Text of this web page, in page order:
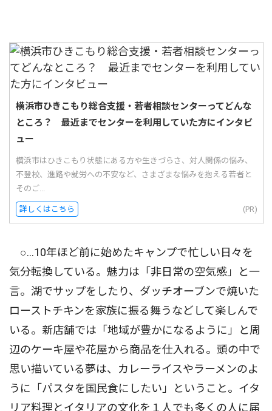
横浜市ひきこもり総合支援・若者相談センターってどんな
ところ？ 最近までセンターを利用していた方にインタビ
ュー
横浜市はひきこもり状態にある方や生きづらさ、対人関係の悩み、
不登校、進路や就労への不安など、さまざまな悩みを抱える若者と
そのご...
詳しくはこちら (PR)
○…10年ほど前に始めたキャンプで忙しい日々を
気分転換している。魅力は「非日常の空気感」と一
言。湖でサップをしたり、ダッチオーブンで焼いた
ローストチキンを家族に振る舞うなどして楽しんで
いる。新店舗では「地域が豊かになるように」と周
辺のケーキ屋や花屋から商品を仕入れる。頭の中で
思い描いている夢は、カレーライスやラーメンのよ
うに「パスタを国民食にしたい」ということ。イタ
リア料理とイタリアの文化を１人でも多くの人に届